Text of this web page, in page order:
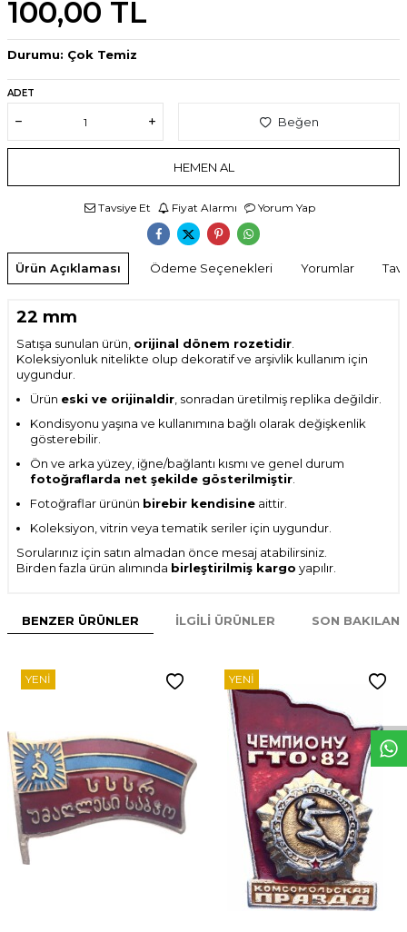
W
h
t
s
p
p
D
e
s
e
H
a
t
t
100,00 TL
Durumu: Çok Temiz
ADET
Beğen
HEMEN AL
Tavsiye Et Fiyat Alarmı Yorum Yap
Ürün Açıklaması Ödeme Seçenekleri Yorumlar
22 mm
Satışa sunulan ürün, orijinal dönem rozetidir
Koleksiyonluk nitelikte olup dekoratif ve arşivlik kullanım için
uygundur.
Ürün eski ve orijinaldir , sonradan üretilmiş replika değildir.
Kondisyonu yaşına ve kullanımına bağlı olarak değişkenlik
gösterebilir.
Ön ve arka yüzey, iğne/bağlantı kısmı ve genel durum
fotoğraflarda net şekilde gösterilmiştir
Fotoğraflar ürünün birebir kendisine aittir.
Koleksiyon, vitrin veya tematik seriler için uygundur.
Sorularınız için satın almadan önce mesaj atabilirsiniz.
Birden fazla ürün alımında birleştirilmiş kargo yapılır.
BENZER ÜRÜNLER İLGILI ÜRÜNLER SON
YENI YENI